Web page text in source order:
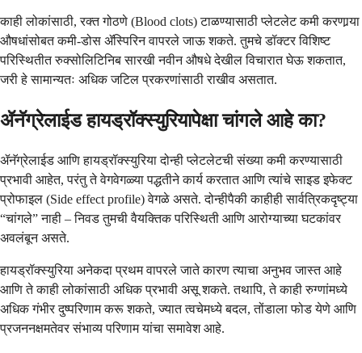
काही लोकांसाठी, रक्त गोठणे (Blood clots) टाळण्यासाठी प्लेटलेट कमी करणार्‍या
औषधांसोबत कमी-डोस ॲस्पिरिन वापरले जाऊ शकते. तुमचे डॉक्टर विशिष्ट
परिस्थितीत रुक्सोलिटिनिब सारखी नवीन औषधे देखील विचारात घेऊ शकतात,
जरी हे सामान्यतः अधिक जटिल प्रकरणांसाठी राखीव असतात.
ॲनॅग्रेलाईड हायड्रॉक्स्युरियापेक्षा चांगले आहे का?
ॲनॅग्रेलाईड आणि हायड्रॉक्स्युरिया दोन्ही प्लेटलेटची संख्या कमी करण्यासाठी
प्रभावी आहेत, परंतु ते वेगवेगळ्या पद्धतीने कार्य करतात आणि त्यांचे साइड इफेक्ट
प्रोफाइल (Side effect profile) वेगळे असते. दोन्हीपैकी काहीही सार्वत्रिकदृष्ट्या
“चांगले” नाही – निवड तुमची वैयक्तिक परिस्थिती आणि आरोग्याच्या घटकांवर
अवलंबून असते.
हायड्रॉक्स्युरिया अनेकदा प्रथम वापरले जाते कारण त्याचा अनुभव जास्त आहे
आणि ते काही लोकांसाठी अधिक प्रभावी असू शकते. तथापि, ते काही रुग्णांमध्ये
अधिक गंभीर दुष्परिणाम करू शकते, ज्यात त्वचेमध्ये बदल, तोंडाला फोड येणे आणि
प्रजननक्षमतेवर संभाव्य परिणाम यांचा समावेश आहे.